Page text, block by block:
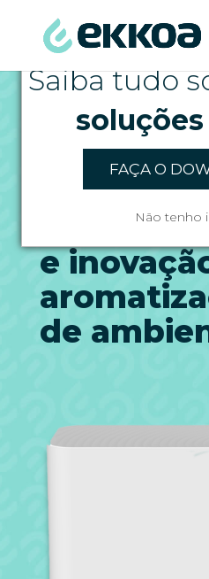
CATÁLOGO
Saiba tudo
FAÇA O
Não tenho
EKKOAIR-550
Mais
e
de